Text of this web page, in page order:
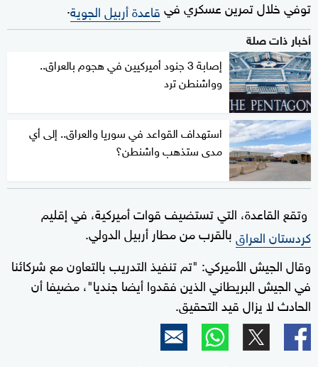
توفي خلال تمرين عسكري فيقاعدة أربيل الجوية.
أخبار ذات صلة
إصابة 3 جنود أميركيين في هجوم بالعراق..
وواشنطن ترد
استهداف القواعد في سوريا والعراق.. إلى أي
مدى ستذهب واشنطن؟
وتقع القاعدة، التي تستضيف قوات أميركية، في إقليم
كردستان العراقبالقرب من مطار أربيل الدولي.
وقال الجيش الأميركي: "تم تنفيذ التدريب بالتعاون مع شركائنا
في الجيش البريطاني الذين فقدوا أيضا جنديا"، مضيفا أن
الحادث لا يزال قيد التحقيق.